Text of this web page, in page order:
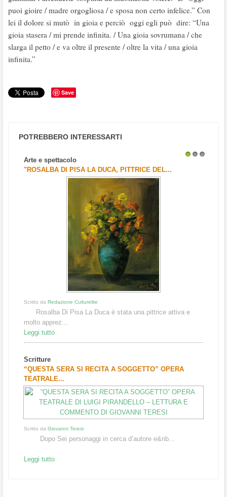
puoi gioire / madre orgogliosa / e sposa non certo infelice.” Con
lei il dolore si mutò in gioia e perciò oggi egli può dire: “Una
gioia stasera / mi prende infinita. / Una gioia sovrumana / che
slarga il petto / e va oltre il presente / oltre la vita / una gioia
infinita.”
Save
POTREBBERO INTERESSARTI
Arte e spettacolo
"ROSALBA DI PISA LA DUCA, PITTRICE DEL...
Scritto da Redazione Culturelite
Rosalba Di Pisa La Duca è stata una pittrice attiva e
molto apprez...
Leggi tutto
Scritture
“QUESTA SERA SI RECITA A SOGGETTO” OPERA
TEATRALE...
Scritto da Giovanni Teresi
Dopo Sei personaggi in cerca d’autore e&nb...
Leggi tutto